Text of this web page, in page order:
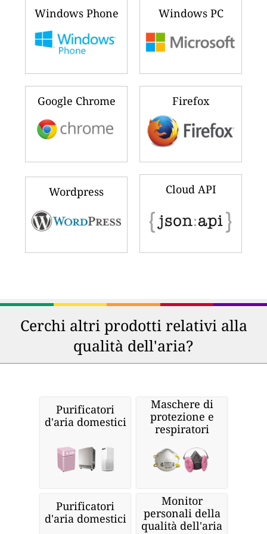
Windows Phone Windows PC
Google Chrome Firefox
Wordpress Cloud API
Cerchi altri prodotti relativi alla
qualità dell'aria?
Purificatori
d'aria domestici
Maschere di
protezione e
respiratori
Purificatori
d'aria domestici
Monitor
personali della
qualità dell'aria